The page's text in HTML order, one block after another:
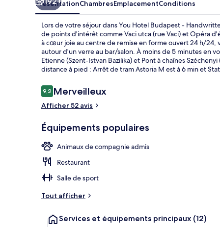
PrésentationChambresEmplacementConditions
Lors de votre séjour dans You Hotel Budapest -
de points d'intérêt comme Vaci utca (rue Vaci) et Opéra
à cœur joie au centre de remise en forme ouvert 24 h/24,
autour d'un verre au bar/salon. À moins de 5 minutes en
Etienne (Szent-Istvan Bazilika) et Pont à chaînes
distance à pied : Arrêt de tram Astoria M est à 6 min et
Avis
voyageurs
9,29,2 sur 10
Merveilleux
Afficher 52 avis
Équipements populaires
Animaux de compagnie admis
Restaurant
Salle de sport
Tout afficher
Services et équipements principaux (12)